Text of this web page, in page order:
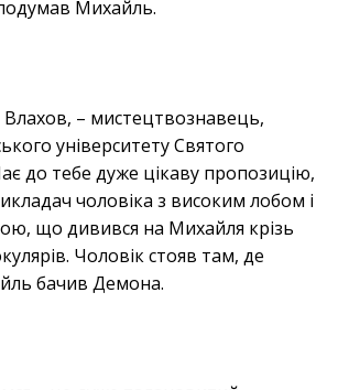
Михайль.
Влахов, – мистецтвознавець,
університету Святого
до тебе дуже цікаву пропозицію,
чоловіка з високим лобом і
що дивився на Михайля крізь
Чоловік стояв там, де
бачив Демона.